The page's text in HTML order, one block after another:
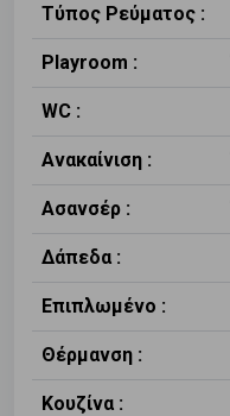
Τύπος Ρεύματος :
Playroom :
WC :
Ανακαίνιση :
Ασανσέρ :
Δάπεδα :
Επιπλωμένο :
Θέρμανση :
Κουζίνα :